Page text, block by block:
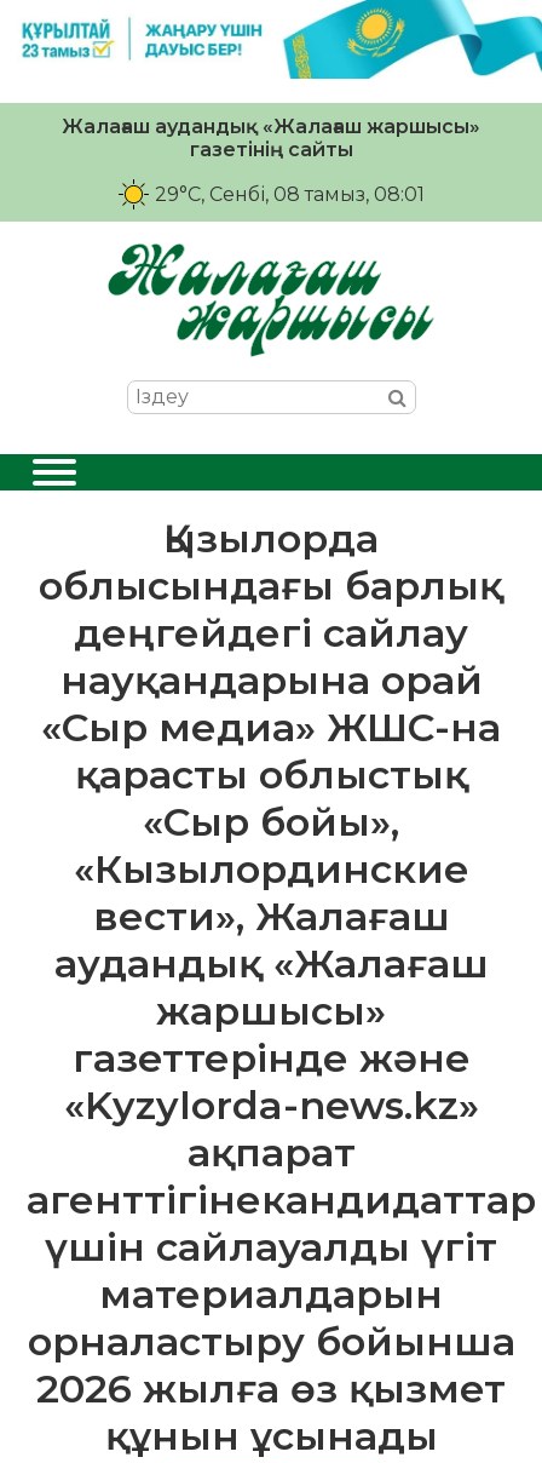
Жалағаш аудандық «Жалағаш жаршысы»
газетінің сайты
29°C, Сенбі, 08 тамыз, 08:01
Қызылорда
облысындағы барлық
деңгейдегі сайлау
науқандарына орай
«Сыр медиа» ЖШС-на
қарасты облыстық
«Сыр бойы»,
«Кызылординские
вести», Жалағаш
аудандық «Жалағаш
жаршысы»
газеттерінде және
«Kyzylorda-news.kz»
ақпарат
агенттігінекандидаттар
үшін сайлауалды үгіт
материалдарын
орналастыру бойынша
2026 жылға өз қызмет
құнын ұсынады